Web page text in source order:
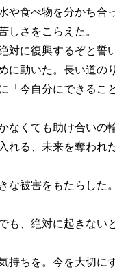
食べ物を分かち合っ
さをこらえた。
に復興するぞと誓
動いた。長い道の
「今自分にできるこ
くても助け合いの
れる、未来を奪われ
被害をもたらした
も、絶対に起きな
ちを。今を大切に